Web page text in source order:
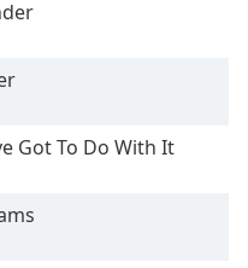
Got To Do With It